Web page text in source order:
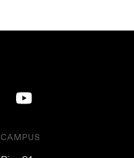
CAMPUS